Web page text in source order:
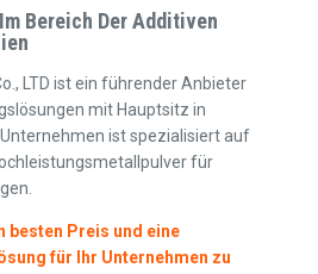
Bereich Der Additiven
LTD ist ein führender Anbieter
mit Hauptsitz in
Unternehmen ist spezialisiert auf
für
besten Preis und eine
für Ihr Unternehmen zu